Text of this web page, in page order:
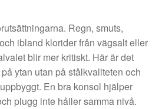
Regn, smuts,
ibland klorider från vägsalt eller
blir mer kritiskt. Här är det
ytan utan på stålkvaliteten och
En bra konsol hjälper
plugg inte håller samma nivå.